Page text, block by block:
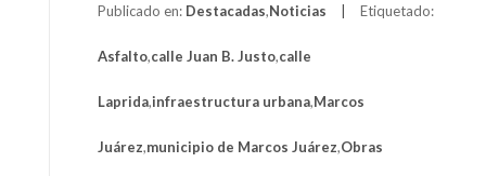
Publicado en: Destacadas,Noticias Etiquetado:
Asfalto,calle Juan B. Justo,calle
Laprida,infraestructura urbana,Marcos
Juárez,municipio de Marcos Juárez,Obras